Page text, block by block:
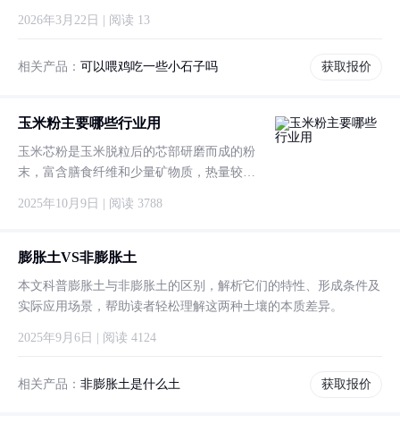
2026年3月22日 | 阅读 13
相关产品： 可以喂鸡吃一些小石子吗 获取报价
玉米粉主要哪些行业用
玉米芯粉是玉米脱粒后的芯部研磨而成的粉
末，富含膳食纤维和少量矿物质，热量较
其纤维结构可吸水膨胀，辅助调节餐后血
补充营养。作为环保原料再利用
2025年10月9日 | 阅读 3788
膨胀土VS非膨胀土
本文科普膨胀土与非膨胀土的区别，解析它们的特性、形成条件及
实际应用场景，帮助读者轻松理解这两种土壤的本质差异。
2025年9月6日 | 阅读 4124
相关产品： 非膨胀土是什么土 获取报价